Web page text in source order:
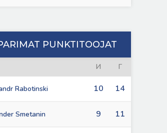
PUNKTITOOJAT
И Г
Rabotinski 10 14
Smetanin 9 11